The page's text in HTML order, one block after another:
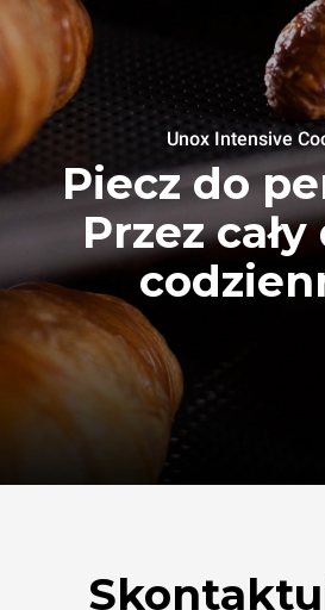
Unox Intensive
Piecz do
Przez